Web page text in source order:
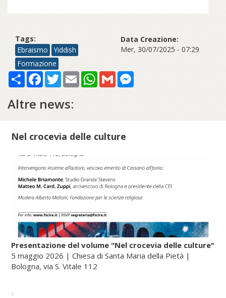
Tags:
Ebraismo
Yiddish
Formazione
Data Creazione:
Mer, 30/07/2025 - 07:29
Share Facebook
TwitterEmail WhatsApp
Gmail
Altre news:
Nel crocevia delle culture
Presentazione del volume "Nel crocevia delle culture"
5 maggio 2026 | Chiesa di Santa Maria della Pietà |
Bologna, via S. Vitale 112